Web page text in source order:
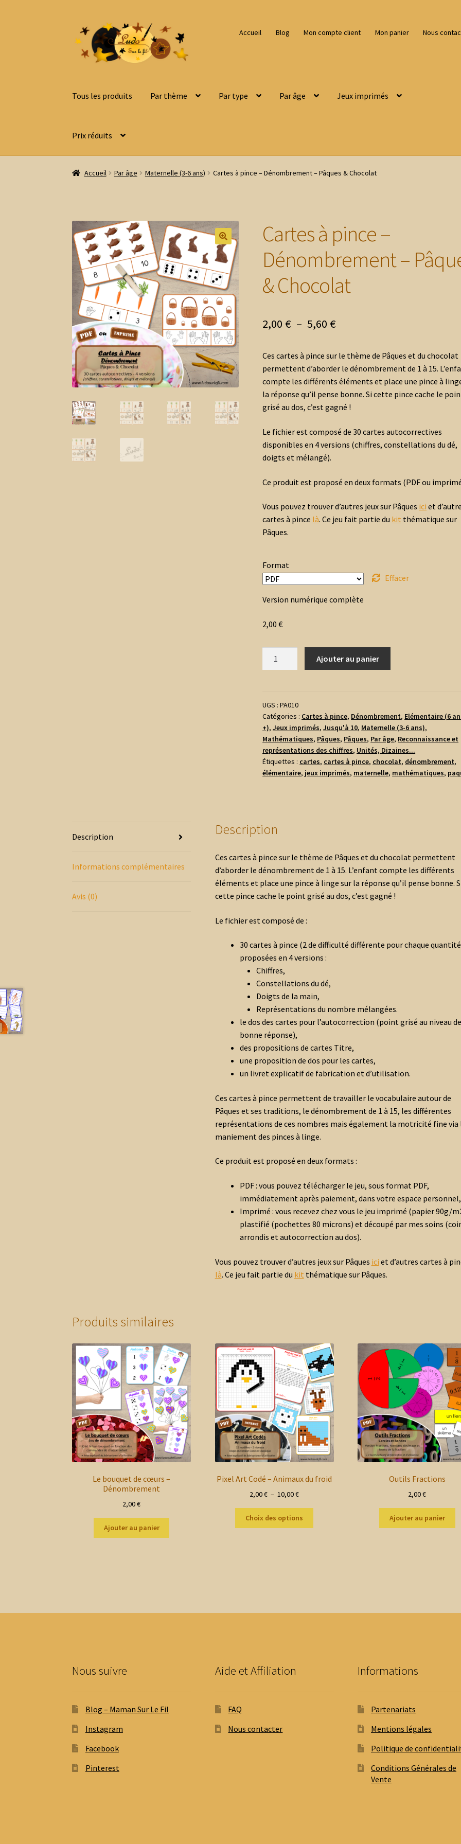
Aller
à
navigation
Aller
au
contenu
Accueil Blog Mon compte client Mon panier Nous
Tous les produits Par thème Par type Par âge Jeux imprimés
Prix réduits
Accueil Par âge Maternelle (3-6 ans) Cartes à pince – Dénombrement – Pâques & Chocolat
Cartes à pince –
Dénombrement –
& Chocolat
2,00 € – 5,60 €Plage
prix :
2,00 €
à
5,60 €
Ces cartes à pince sur le thème de Pâques et du chocolat
permettent d’aborder le dénombrement de 1 à 15.
compte les différents éléments et place une pince à
la réponse qu’il pense bonne. Si cette pince cache le
grisé au dos, c’est gagné !
Le fichier est composé de 30 cartes autocorrectives
disponibles en 4 versions (chiffres, constellations du dé,
doigts et mélangé).
Ce produit est proposé en deux formats (PDF ou i
Vous pouvez trouver d’autres jeux sur Pâques ici et
cartes à pince là. Ce jeu fait partie du kit thématique sur
Pâques.
Format
Effacer
Version numérique complète
2,00€
pince
-
Dénombrement
-
Pâques
&
Ajouter au panier
UGS :PA010
Catégories : Cartes à pince, Dénombrement, Elémentaire (6
+),Jeux imprimés,Jusqu'à 10, Maternelle (3-6 ans),
Mathématiques, Pâques, Pâques, Par âge, Reconnaissance et
représentations des chiffres, Unités, Dizaines...
Étiquettes : cartes, cartes à pince, chocolat, dénombrement,
élémentaire, jeux imprimés, maternelle, mathématiques,
Description
Informations complémentaires
Avis (0)
Description
Ces cartes à pince sur le thème de Pâques et du chocolat permettent
d’aborder le dénombrement de 1 à 15. L’enfant compte les différents
éléments et place une pince à linge sur la réponse qu’il pense bonne.
cette pince cache le point grisé au dos, c’est gagné !
Le fichier est composé de :
30 cartes à pince (2 de difficulté différente pour chaque
proposées en 4 versions :
Chiffres,
Constellations du dé,
Doigts de la main,
Représentations du nombre mélangées.
le dos des cartes pour l’autocorrection (point grisé au niveau
bonne réponse),
des propositions de cartes Titre,
une proposition de dos pour les cartes,
un livret explicatif de fabrication et d’utilisation.
Ces cartes à pince permettent de travailler le vocabulaire autour de
Pâques et ses traditions, le dénombrement de 1 à 15, les différentes
représentations de ces nombres mais également la motricité fine via
maniement des pinces à linge.
Ce produit est proposé en deux formats :
PDF: vous pouvez télécharger le jeu, sous format PDF,
immédiatement après paiement, dans votre espace personnel,
Imprimé : vous recevez chez vous le jeu imprimé (papier 90g/
plastifié (pochettes 80 microns) et découpé par mes soins
arrondis et autocorrection au dos).
Vous pouvez trouver d’autres jeux sur Pâques ici et d’autres cartes à
là. Ce jeu fait partie du kit thématique sur Pâques.
Produits similaires
Le bouquet de cœurs –
Dénombrement
2,00€
Ajouter au panier
Pixel Art Codé – Animaux du froid
2,00€ – 10,00€Plage
prix :
2,00 €
Choix des options
choisies
Outils Fractions
2,00€
Ajouter au panier
Nous suivre
Blog – Maman Sur Le Fil
Instagram
Facebook
Pinterest
Aide et Affiliation
FAQ
Nous contacter
Informations
Partenariats
Mentions légales
Politique de
Conditions Générales de
Vente